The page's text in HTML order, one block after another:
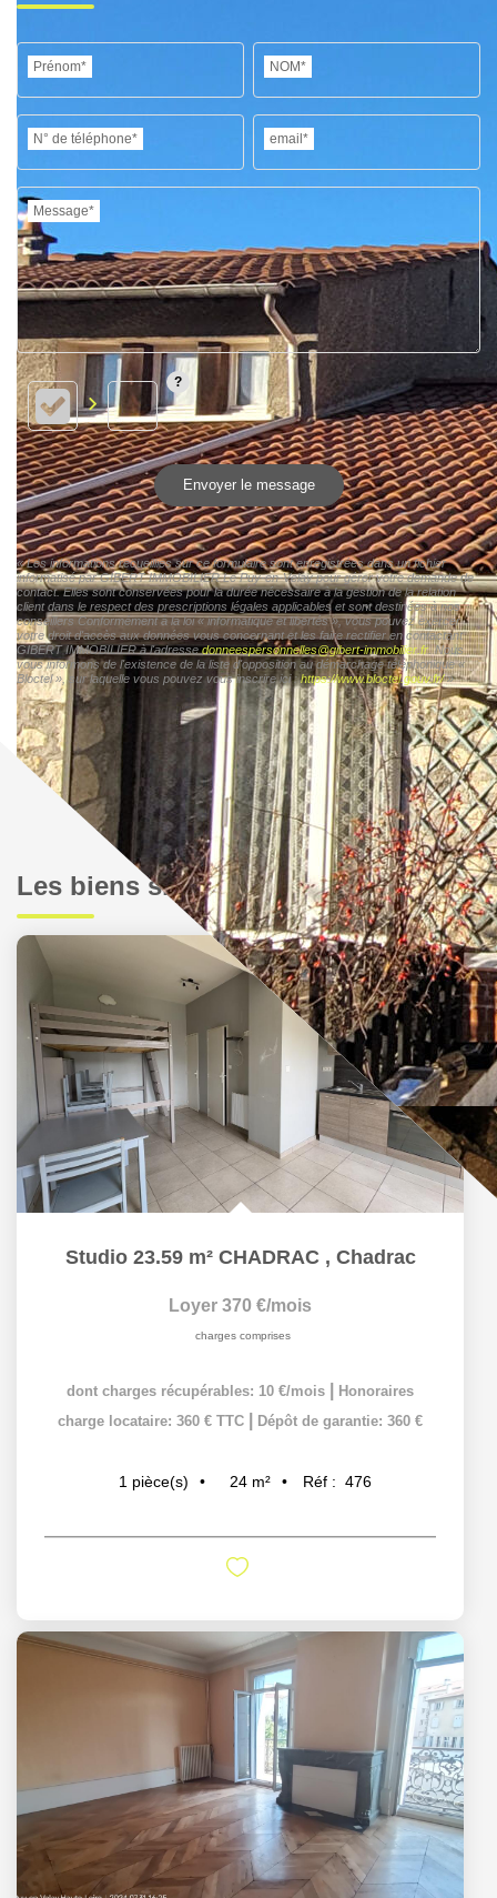
Prénom* NOM*
N° de téléphone* email*
Message*
Envoyer le message
« Les informations recueillies sur ce formulaire sont enregistrées dans un fichier
informatisé par GIBERT IMMOBILIER Le Puy-en-Velay pour gérer votre demande de
contact. Elles sont conservées pour la durée nécessaire à la gestion de la relation
client dans le respect des prescriptions légales applicables et sont destinées à nos
conseillers Conformément à la loi « informatique et libertés », vous pouvez exercer
votre droit d'accès aux données vous concernant et les faire rectifier en contactant
GIBERT IMMOBILIER à l'adressedonneespersonnelles@gibert-immobilier.fr. Nous
vous informons de l'existence de la liste d'opposition au démarchage téléphonique «
Bloctel », sur laquelle vous pouvez vous inscrire ici :https://www.bloctel.gouv.fr/»
Les biens similaires
Studio 23.59 m² CHADRAC , Chadrac
Loyer 370 €/mois
charges comprises
dont charges récupérables: 10 €/mois
Honoraires
charge locataire: 360 € TTC
Dépôt de garantie: 360 €
1 pièce(s) 24 m² Réf : 476